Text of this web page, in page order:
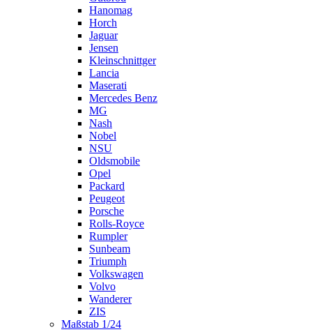
Hanomag
Horch
Jaguar
Jensen
Kleinschnittger
Lancia
Maserati
Mercedes Benz
MG
Nash
Nobel
NSU
Oldsmobile
Opel
Packard
Peugeot
Porsche
Rolls-Royce
Rumpler
Sunbeam
Triumph
Volkswagen
Volvo
Wanderer
ZIS
Maßstab 1/24